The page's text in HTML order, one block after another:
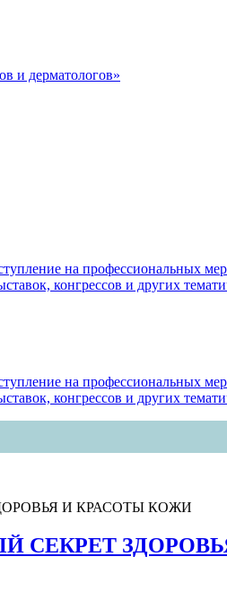
и дерматологов»
на профессиональных
конгрессов и других
на профессиональных
конгрессов и других
И КРАСОТЫ КОЖИ
СЕКРЕТ